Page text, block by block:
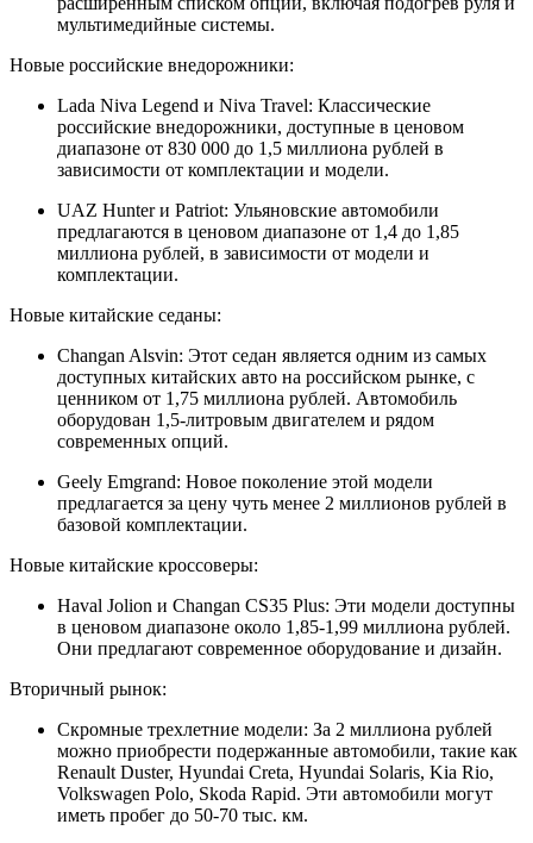
мультимедийные системы.
Новые российские внедорожники:
Lada Niva Legend и Niva Travel: Классические
российские внедорожники, доступные в ценовом
диапазоне от 830 000 до 1,5 миллиона рублей в
зависимости от комплектации и модели.
UAZ Hunter и Patriot: Ульяновские автомобили
предлагаются в ценовом диапазоне от 1,4 до 1,85
миллиона рублей, в зависимости от модели и
комплектации.
Новые китайские седаны:
Changan Alsvin: Этот седан является одним из самых
доступных китайских авто на российском рынке, с
ценником от 1,75 миллиона рублей. Автомобиль
оборудован 1,5-литровым двигателем и рядом
современных опций.
Geely Emgrand: Новое поколение этой модели
предлагается за цену чуть менее 2 миллионов рублей в
базовой комплектации.
Новые китайские кроссоверы:
Haval Jolion и Changan CS35 Plus: Эти модели доступны
в ценовом диапазоне около 1,85-1,99 миллиона рублей.
Они предлагают современное оборудование и дизайн.
Вторичный рынок:
Скромные трехлетние модели: За 2 миллиона рублей
можно приобрести подержанные автомобили, такие как
Renault Duster, Hyundai Creta, Hyundai Solaris, Kia Rio,
Volkswagen Polo, Skoda Rapid. Эти автомобили могут
иметь пробег до 50-70 тыс. км.